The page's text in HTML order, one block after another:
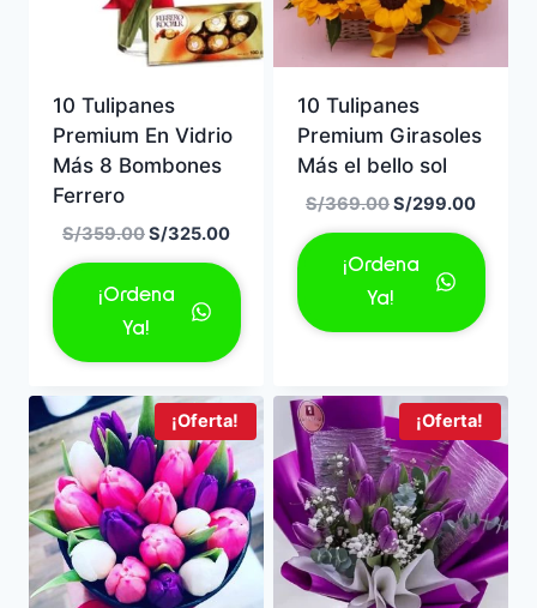
10 Tulipanes
Premium En Vidrio
Más 8 Bombones
Ferrero
S/359.00El
precio
original
era:
S/359.00.
S/325.00El
actual
S/325.00.
¡Ordena
Ya!
10 Tulipanes
Premium Girasoles
Más el bello sol
S/369.00El
precio
original
era:
S/369.00.
S/299.00El
actual
S/
¡Ordena
Ya!
¡Oferta! ¡Oferta!